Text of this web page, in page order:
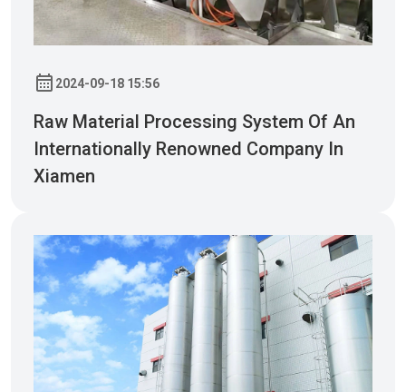
2024-09-18 15:56
Raw Material Processing System Of An
Internationally Renowned Company In
Xiamen